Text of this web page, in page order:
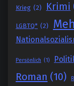
Krieg (2) Krimi
LGBTQ* (2) Meh
Persönlich (1)
Roman (10)